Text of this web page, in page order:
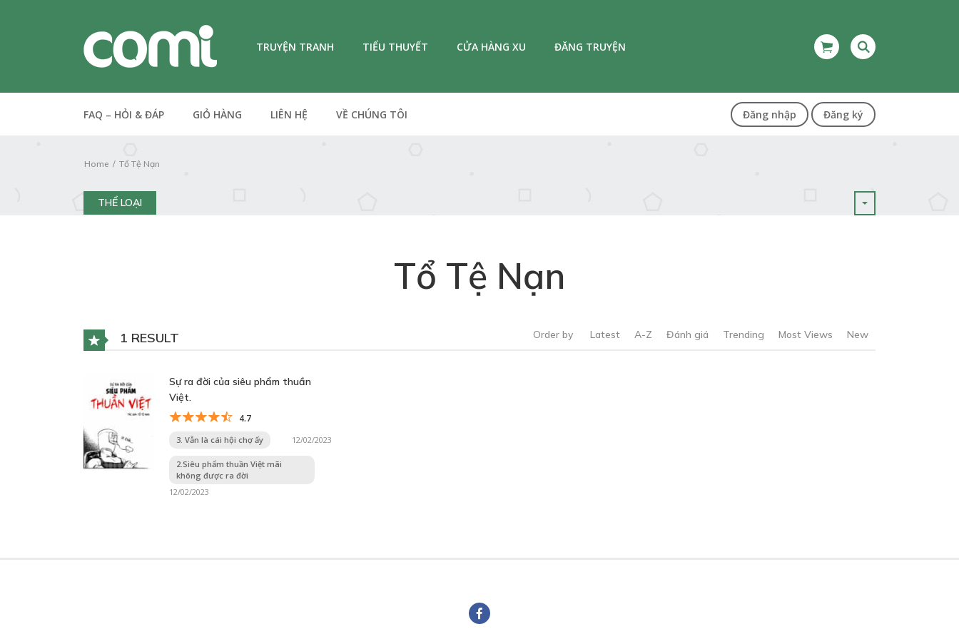
TRUYỆN TRANH TIỂU THUYẾT CỬA HÀNG XU ĐĂNG TRUYỆN
FAQ – HỎI & ĐÁP GIỎ HÀNG LIÊN HỆ VỀ CHÚNG TÔI Đăng nhập Đăng ký
Home Tổ Tệ Nạn
THỂ LOẠI
Tổ Tệ Nạn
1 RESULT Order by Latest A-Z Đánh giá Trending Most Views New
Sự ra đời của siêu phẩm thuần
Việt.
4.7
3. Vẫn là cái hội chợ ấy 12/02/2023
2.Siêu phẩm thuần Việt mãi
không được ra đời
12/02/2023